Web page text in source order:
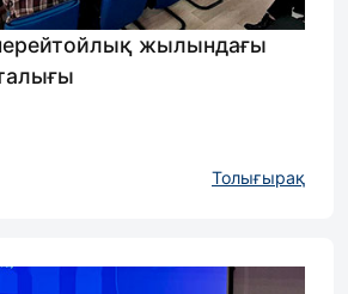
жылындағы
Толығырақ